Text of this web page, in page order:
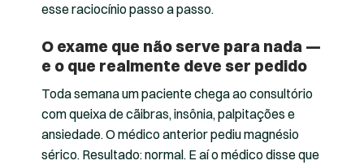
esse raciocínio passo a passo.
O exame que não serve para nada —
e o que realmente deve ser pedido
Toda semana um paciente chega ao consultório
com queixa de cãibras, insônia, palpitações e
ansiedade. O médico anterior pediu magnésio
sérico. Resultado: normal. E aí o médico disse que